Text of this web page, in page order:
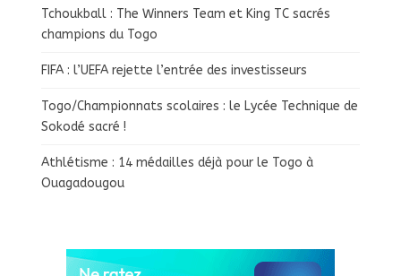
Tchoukball : The Winners Team et King TC sacrés
champions du Togo
FIFA : l’UEFA rejette l’entrée des investisseurs
Togo/Championnats scolaires : le Lycée Technique de
Sokodé sacré !
Athlétisme : 14 médailles déjà pour le Togo à
Ouagadougou